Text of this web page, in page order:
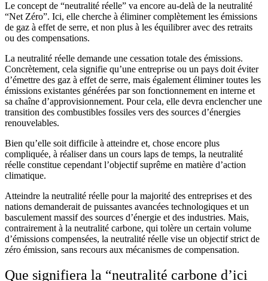
Le concept de “neutralité réelle” va encore au-delà de la neutralité
“Net Zéro”. Ici, elle cherche à éliminer complètement les émissions
de gaz à effet de serre, et non plus à les équilibrer avec des retraits
ou des compensations.
La neutralité réelle demande une cessation totale des émissions.
Concrètement, cela signifie qu’une entreprise ou un pays doit éviter
d’émettre des gaz à effet de serre, mais également éliminer toutes les
émissions existantes générées par son fonctionnement en interne et
sa chaîne d’approvisionnement. Pour cela, elle devra enclencher une
transition des combustibles fossiles vers des sources d’énergies
renouvelables.
Bien qu’elle soit difficile à atteindre et, chose encore plus
compliquée, à réaliser dans un cours laps de temps, la neutralité
réelle constitue cependant l’objectif suprême en matière d’action
climatique.
Atteindre la neutralité réelle pour la majorité des entreprises et des
nations demanderait de puissantes avancées technologiques et un
basculement massif des sources d’énergie et des industries. Mais,
contrairement à la neutralité carbone, qui tolère un certain volume
d’émissions compensées, la neutralité réelle vise un objectif strict de
zéro émission, sans recours aux mécanismes de compensation.
Que signifiera la “neutralité carbone d’ici